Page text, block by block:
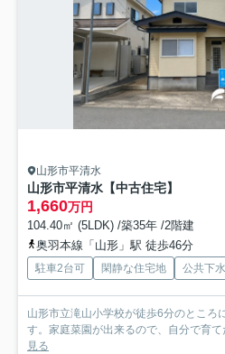
山形市平清水
山形市平清水【中古住宅】
1,660万円
104.40㎡ (5LDK) /築35年 /2階建
奥羽本線「山形」駅 徒歩46分
駐車2台可 閑静な住宅地 公共下水
山形市立滝山小学校が徒歩6分のところ
す。家庭菜園が出来るので、自分で育
見る